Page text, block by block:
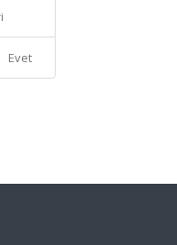
Evet